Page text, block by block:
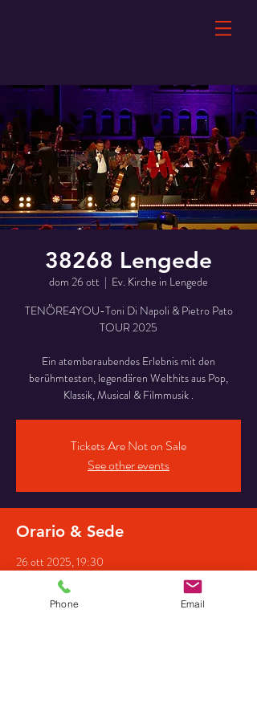
38268 Lengede
dom 26 ott
  |
Ev. Kirche in Lengede
TENÖRE4YOU-Toni Di Napoli & Pietro Pato
TOUR 2025
Ein atemberaubendes Erlebnis mit den
berühmtesten, legendären Welthits aus Pop,
Klassik, Musical & Filmmusik .
Tickets Are Not on Sale
See other events
Orario & Sede
26 ott 2025, 19:30
Ev. Kirche in Lengede, An d. Kirche 4B, 38268
Lengede, Deutschland
Phone Email